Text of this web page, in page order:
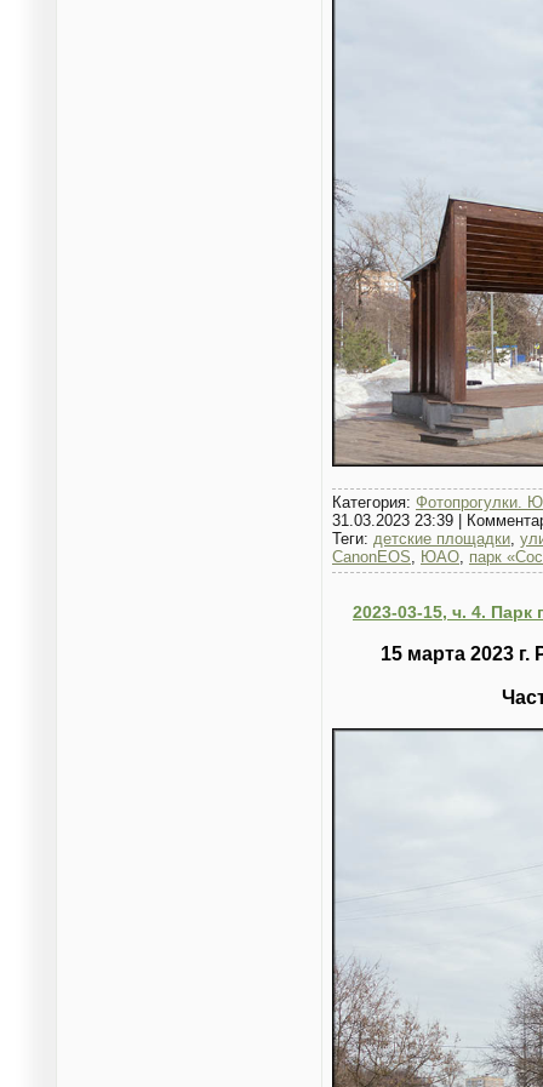
Категория: Фотопрогулки.
31.03.2023 23:39
Теги: детские площадки,
CanonEOS, ЮАО, парк
2023-03-15, ч. 4. Парк
15 марта 2023